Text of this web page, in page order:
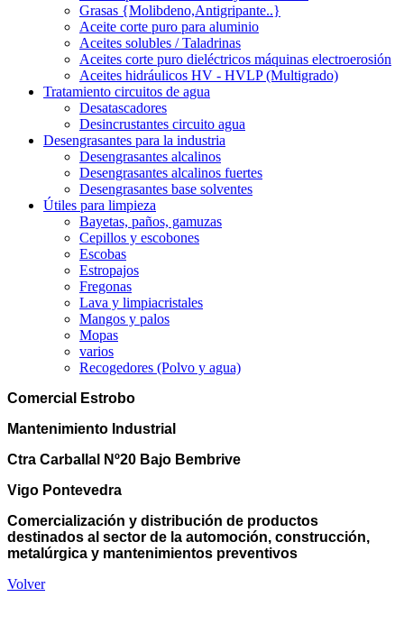
Grasas {Molibdeno,Antigripante..}
Aceite corte puro para aluminio
Aceites solubles / Taladrinas
Aceites corte puro dieléctricos máquinas electroerosión
Aceites hidráulicos HV - HVLP (Multigrado)
Tratamiento circuitos de agua
Desatascadores
Desincrustantes circuito agua
Desengrasantes para la industria
Desengrasantes alcalinos
Desengrasantes alcalinos fuertes
Desengrasantes base solventes
Útiles para limpieza
Bayetas, paños, gamuzas
Cepillos y escobones
Escobas
Estropajos
Fregonas
Lava y limpiacristales
Mangos y palos
Mopas
varios
Recogedores (Polvo y agua)
Comercial Estrobo
Mantenimiento Industrial
Ctra Carballal Nº20 Bajo Bembrive
Vigo Pontevedra
Comercialización y distribución de productos
destinados al sector de la automoción, construcción,
metalúrgica y mantenimientos preventivos
Volver